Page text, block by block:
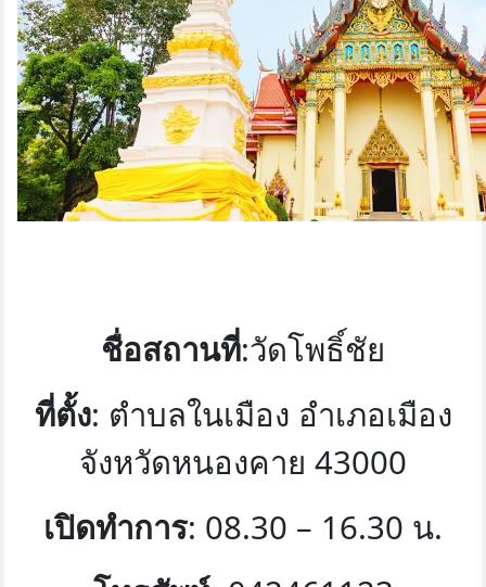
ชื่อสถานที่:วัดโพธิ์ชัย
ที่ตั้ง: ตำบลในเมือง อำเภอเมือง
จังหวัดหนองคาย 43000
เปิดทำการ: 08.30 – 16.30 น.